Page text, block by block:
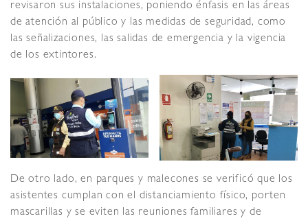
revisaron sus instalaciones, poniendo énfasis en las áreas
de atención al público y las medidas de seguridad, como
las señalizaciones, las salidas de emergencia y la vigencia
de los extintores.
De otro lado, en parques y malecones se verificó que los
asistentes cumplan con el distanciamiento físico, porten
mascarillas y se eviten las reuniones familiares y de